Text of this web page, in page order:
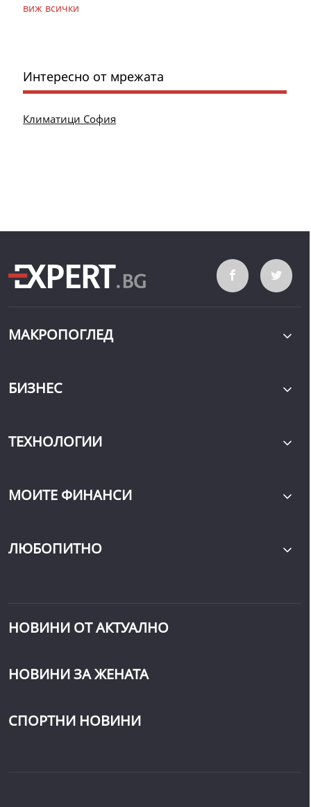
виж всички
Интересно от мрежата
Климатици София
МАКРОПОГЛЕД
БИЗНЕС
ТЕХНОЛОГИИ
МОИТЕ ФИНАНСИ
ЛЮБОПИТНО
НОВИНИ ОТ АКТУАЛНО
НОВИНИ ЗА ЖЕНАТА
СПОРТНИ НОВИНИ